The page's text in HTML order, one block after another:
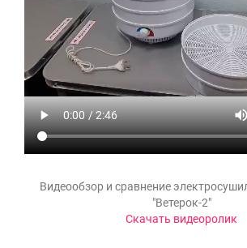
Видеообзор и сравнение
"Ветерок-2"
Скачать видеоролик